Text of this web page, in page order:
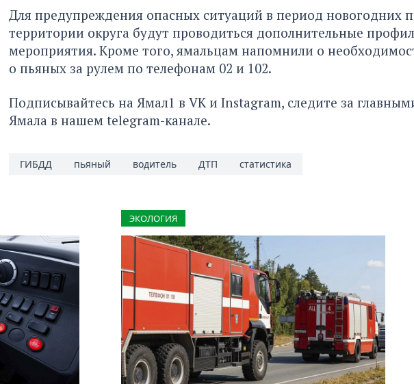
Для предупреждения опасных ситуаций в период новогодних
территории округа будут проводиться дополнительные
мероприятия. Кроме того, ямальцам напомнили о
о пьяных за рулем по телефонам 02 и 102.
Подписывайтесь на Ямал1 в VKи Instagram, следите за
Ямала в нашем telegram-канале.
ГИБДД пьяный водитель ДТП статистика
ЭКОЛОГИЯ